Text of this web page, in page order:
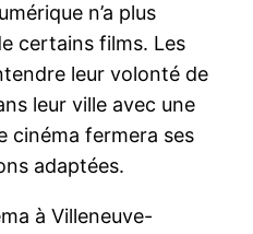
n’a plus
certains films. Les
leur volonté de
leur ville avec une
cinéma fermera ses
adaptées.
à Villeneuve-